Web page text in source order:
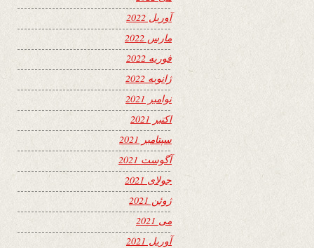
آوریل 2022
مارس 2022
فوریه 2022
ژانویه 2022
نوامبر 2021
اکتبر 2021
سپتامبر 2021
آگوست 2021
جولای 2021
ژوئن 2021
می 2021
آوریل 2021